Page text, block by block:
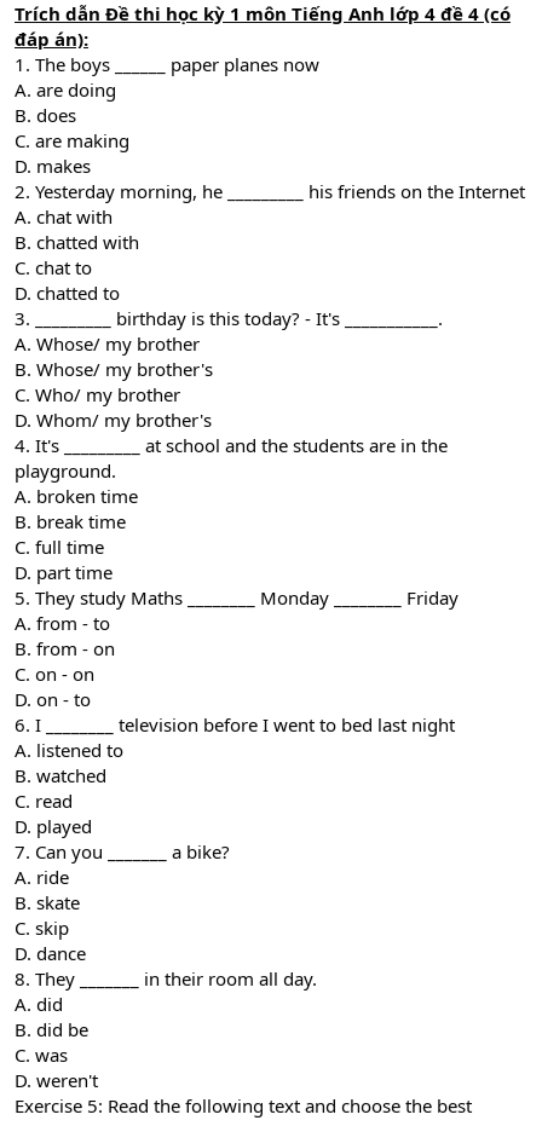
Trích dẫn Đề thi học kỳ 1 môn Tiếng Anh lớp 4 đề 4 (có
đáp án):
1. The boys ______ paper planes now
A. are doing
B. does
C. are making
D. makes
2. Yesterday morning, he _________ his friends on the Internet
A. chat with
B. chatted with
C. chat to
D. chatted to
3. _________ birthday is this today? - It's ___________.
A. Whose/ my brother
B. Whose/ my brother's
C. Who/ my brother
D. Whom/ my brother's
4. It's _________ at school and the students are in the
playground.
A. broken time
B. break time
C. full time
D. part time
5. They study Maths ________ Monday ________ Friday
A. from - to
B. from - on
C. on - on
D. on - to
6. I ________ television before I went to bed last night
A. listened to
B. watched
C. read
D. played
7. Can you _______ a bike?
A. ride
B. skate
C. skip
D. dance
8. They _______ in their room all day.
A. did
B. did be
C. was
D. weren't
Exercise 5: Read the following text and choose the best